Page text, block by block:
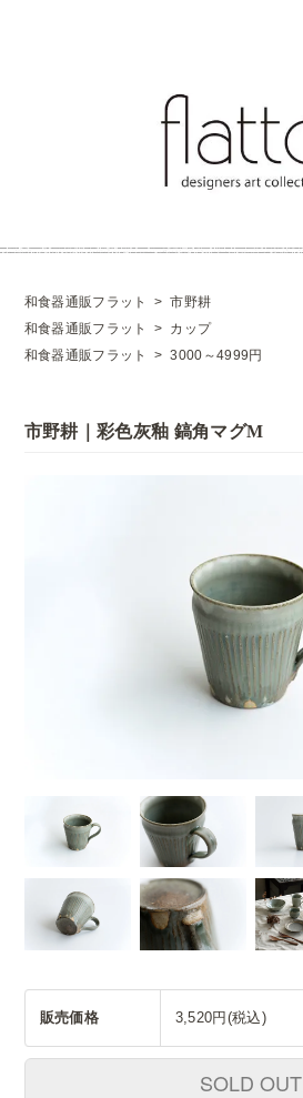
和食器通販フラット >市野耕
和食器通販フラット
> カップ
和食器通販フラット
>3000～4999円
市野耕｜彩色灰釉 鎬角マグM
販売価格 3,520円(税込)
SOLD OUT